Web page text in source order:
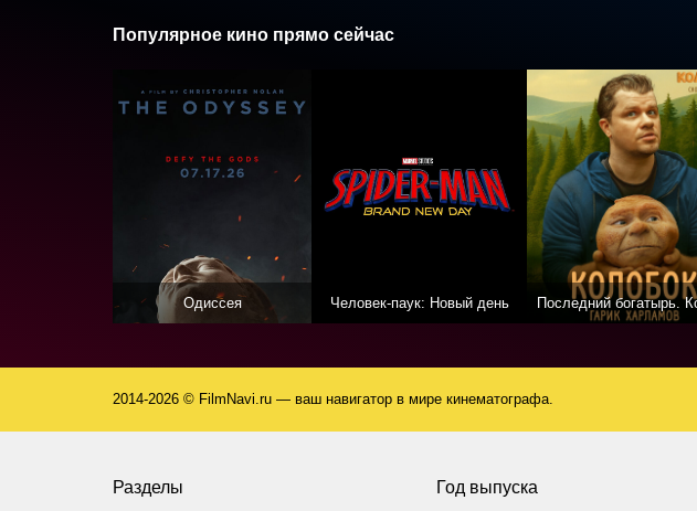
Популярное кино прямо сейчас
Одиссея Человек-паук: Новый день
2014-2026 © FilmNavi.ru — ваш навигатор в мире кинематографа.
Разделы Год выпуска